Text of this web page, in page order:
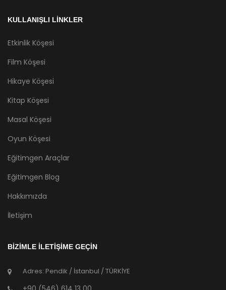
KULLANIŞLI LİNKLER
Etkinlik Köşesi
Film Köşesi
Hikaye Köşesi
Kitap Köşesi
Masal Köşesi
Oyun Köşesi
Eğitimgen Araçlar
Eğitimgen Blog
Hakkımızda
İletişim
BİZİMLE İLETİŞİME GEÇİN
Adres: Pendik / İstanbul / TÜRKİYE